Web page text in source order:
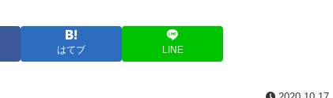
はてブ LINE